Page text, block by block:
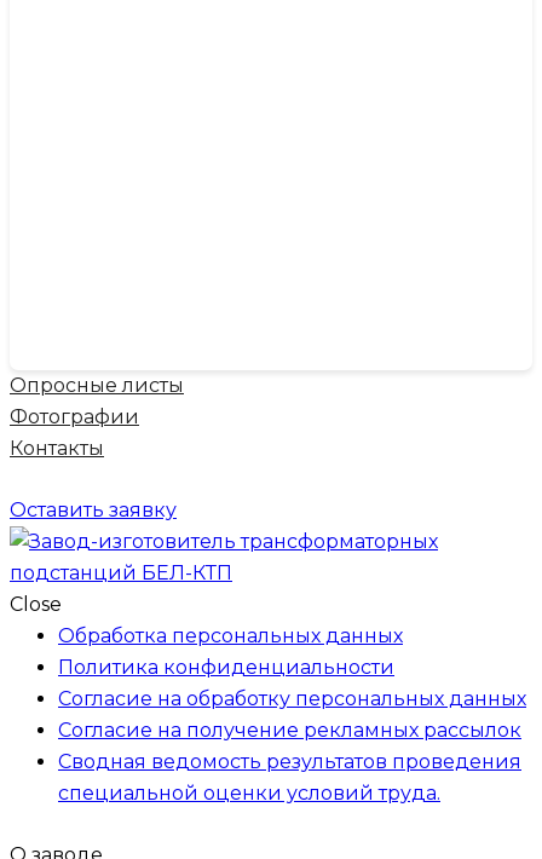
Опросные листы
Фотографии
Контакты
Оставить заявку
Close
Обработка персональных данных
Политика конфиденциальности
Согласие на обработку персональных данных
Согласие на получение рекламных рассылок
Сводная ведомость результатов проведения
специальной оценки условий труда.